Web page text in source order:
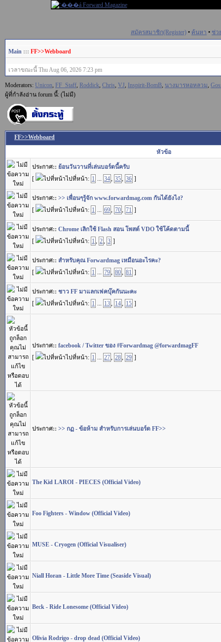
สมัครสมาชิก(Register) • ค้นหา • ช่ว
Main ::: FF>>Webboard
เวลาขณะนี้ Thu Aug 06, 2026 7:23 pm
Moderators: Unicon, FF_Staff, Roddick, Chris, VJ, Inspirit-BomB, นางมารหอหลวม,
ผู้ที่กำลังอ่าน forum นี้: (ไม่มี)
FF>>Webboard
หัวข้อ
ประกาศ:: ย้อนวันวานที่เล่นบอร์ดนี้ครับ
[
ไปที่หน้า: 1 ... 34, 35, 36 ]
ประกาศ:: >> เพื่อนๆรู้จัก www.forwardmag.com กันได้ยังไง?
[
ไปที่หน้า: 1 ... 69, 70, 71 ]
ประกาศ:: Chrome เลิกใช้ Flash สอน โพสต์ VDO ใช้โค้ดตามนี้
[
ไปที่หน้า: 1 , 2, 3 ]
ประกาศ:: สำหรับคุณ Forwardmag เหมือนอะไรคะ?
[
ไปที่หน้า: 1 ... 79, 80, 81 ]
ประกาศ:: ชาว FF มาแลกเฟคบุ๊คกันนะคะ
[
ไปที่หน้า: 1 ... 13, 14, 15 ]
ประกาศ:: facebook / Twitter ของ #Forwardmag @forwardmagFF
[
ไปที่หน้า: 1 ... 27, 28, 29 ]
ประกาศ:: >> กฏ - ข้อห้าม สำหรับการเล่นบอร์ด FF>>
The Kid LAROI - PIECES (Official Video)
Foo Fighters - Window (Official Video)
MUSE - Cryogen (Official Visualiser)
Niall Horan - Little More Time (Seaside Visual)
Beck - Ride Lonesome (Official Video)
Olivia Rodrigo - drop dead (Official Video)